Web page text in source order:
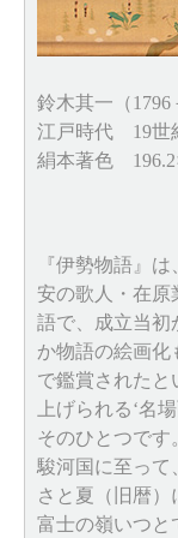
鈴木其一（1796
江戸時代 19世
絹本著色
『伊勢物語』
安の歌人・在原
語で、成立当初
か物語の絵画化
で鑑賞されたと
上げられる‘名
そのひとつで
駿河国に至って
さと夏（旧暦
富士の嶺いつと